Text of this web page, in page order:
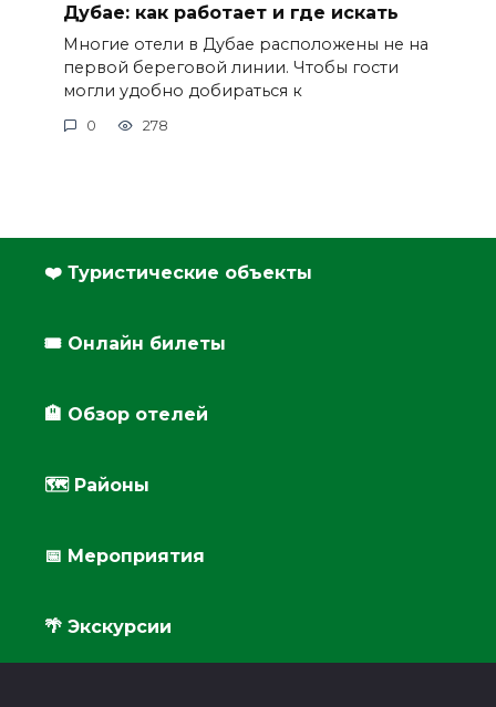
Дубае: как работает и где искать
Многие отели в Дубае расположены не на
первой береговой линии. Чтобы гости
могли удобно добираться к
0 278
❤️ Туристические объекты
🎟️ Онлайн билеты
🏨 Обзор отелей
🗺 Районы
📅 Мероприятия
🌴 Экскурсии